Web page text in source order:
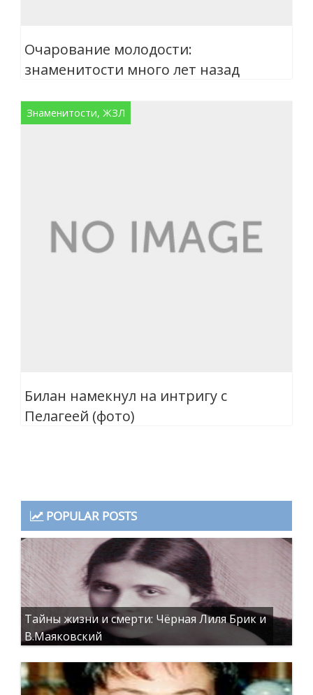
Очарование молодости:
знаменитости много лет назад
Знаменитости, ЖЗЛ
Билан намекнул на интригу с
Пелагеей (фото)
POPULAR POSTS
Тайны жизни и смерти: Чёрная Лиля Брик и
В.Маяковский